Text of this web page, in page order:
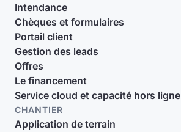
Intendance
Chèques et formulaires
Portail client
Gestion des leads
Offres
Le financement
Service cloud et capacité hors ligne
CHANTIER
Application de terrain